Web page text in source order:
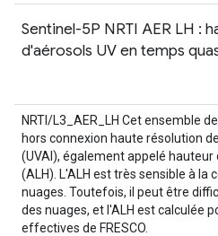
Sentinel-5P NRTI AER LH :
d'aérosols UV en temps
NRTI/L3_AER_LH Cet ensemble
hors connexion haute résolution
(UVAI), également appelé
(ALH). L'ALH est très sensible à la
nuages. Toutefois, il peut être
des nuages, et l'ALH est calculée
effectives de FRESCO.